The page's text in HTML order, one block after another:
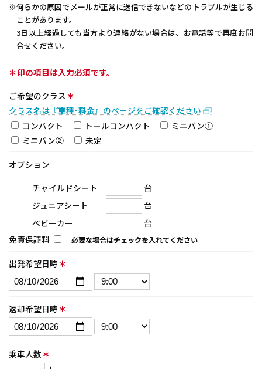
※何らかの原因でメールが正常に送信できないなどのトラブルが生じる
ことがあります。
3日以上経過しても当方より連絡がない場合は、お電話等で再度お問
合せください。
＊印の項目は入力必須です。
ご希望のクラス ＊
クラス名は 『車種･料金』 のページをご確認ください
コンパクト
トールコンパクト
ミニバン①
ミニバン②
未定
オプション
チャイルドシート
台
ジュニアシート
台
ベビーカー
台
免責保証料
必要な場合はチェックを入れてください
出発希望日時 ＊
返却希望日時 ＊
乗車人数 ＊